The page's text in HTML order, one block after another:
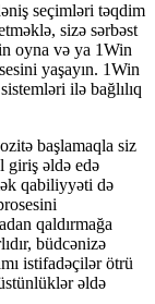
seçimləri təqdim
sizə sərbəst
oyna və ya 1Win
yaşayın. 1Win
ilə bağlılıq
başlamaqla siz
giriş əldə edə
qabiliyyəti də
qaldırmağa
büdcənizə
istifadəçilər ötrü
əldə